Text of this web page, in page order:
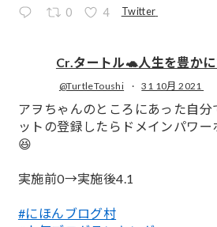
0 4 Twitter
Cr.タートル🐢人生を豊か
@TurtleToushi · 31 10月 2021
アヲちゃんのところにあった自分
ットの登録したらドメインパワ
😆
実施前0→実施後4.1
#にほんブログ村